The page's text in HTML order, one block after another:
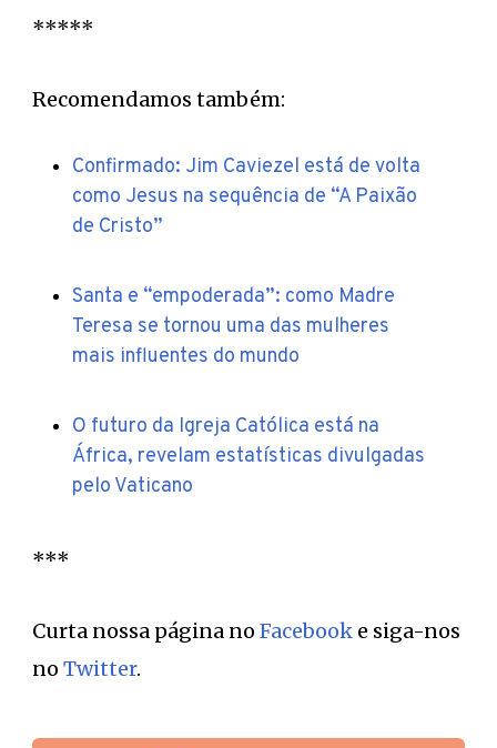
*****
Recomendamos também:
Confirmado: Jim Caviezel está de volta
como Jesus na sequência de “A Paixão
de Cristo”
Santa e “empoderada”: como Madre
Teresa se tornou uma das mulheres
mais influentes do mundo
O futuro da Igreja Católica está na
África, revelam estatísticas divulgadas
pelo Vaticano
***
Curta nossa página no Facebook e siga-nos
no Twitter.